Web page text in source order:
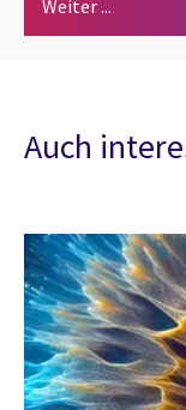
Weiter ...
Auch